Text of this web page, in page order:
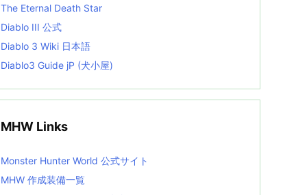
The Eternal Death Star
Diablo III 公式
Diablo 3 Wiki 日本語
Diablo3 Guide jP (犬小屋)
MHW Links
Monster Hunter World 公式サイト
MHW 作成装備一覧